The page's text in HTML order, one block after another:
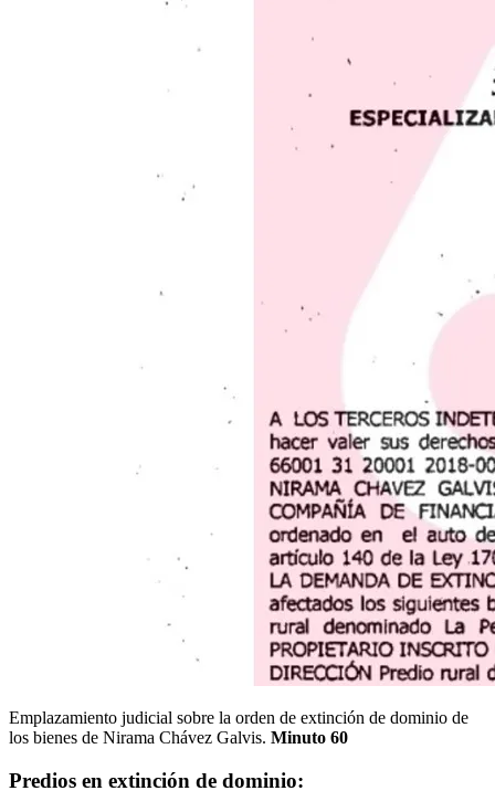
Emplazamiento judicial sobre la orden de extinción de dominio de
los bienes de Nirama Chávez Galvis. Minuto 60
Predios en extinción de dominio: